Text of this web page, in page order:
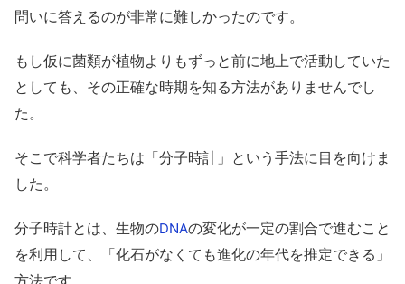
問いに答えるのが非常に難しかったのです。
もし仮に菌類が植物よりもずっと前に地上で活動していた
としても、その正確な時期を知る方法がありませんでし
た。
そこで科学者たちは「分子時計」という手法に目を向けま
した。
分子時計とは、生物のDNAの変化が一定の割合で進むこと
を利用して、「化石がなくても進化の年代を推定できる」
方法です。